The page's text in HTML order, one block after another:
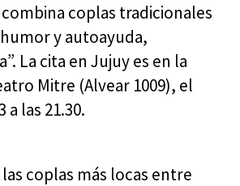
coplas tradicionales
y autoayuda,
La cita en Jujuy es en la
Mitre (Alvear 1009), el
a las 21.30.
coplas más locas entre